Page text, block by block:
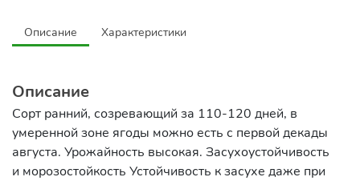
Описание Характеристики
Описание
Сорт ранний, созревающий за 110-120 дней, в
умеренной зоне ягоды можно есть с первой декады
августа. Урожайность высокая. Засухоустойчивость
и морозостойкость Устойчивость к засухе даже при